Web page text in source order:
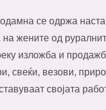
се одржа
на жените од
изложба и
свеќи, везови,
својата